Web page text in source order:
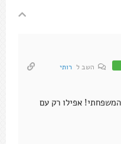
השב ל רותי
אפילו רק עם